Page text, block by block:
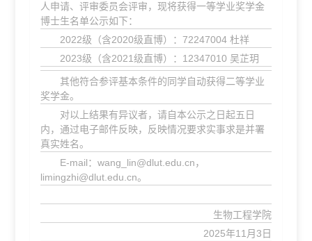
人申请、评审委员会评审，现将获得一等学业奖学金
博士生名单公示如下：
2022级（含2020级直博）：72247004 杜祥
2023级（含2021级直博）：12347010 吴芷玥
其他符合参评基本条件的同学自动获得二等学业
奖学金。
对以上结果有异议者，请自本公示之日起五日
内，通过电子邮件反映，反映情况要求实事求是并署
真实姓名。
E-mail：wang_lin@dlut.edu.cn，
limingzhi@dlut.edu.cn。
生物工程学院
2025年11月3日